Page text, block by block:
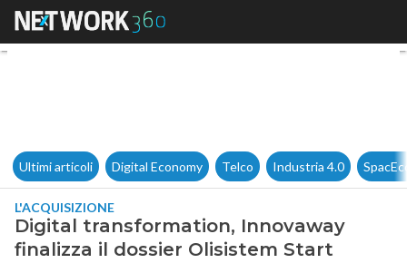
Digital transformation,
Ultimi articoli Digital Economy Telco Industria 4.0
L'ACQUISIZIONE
Digital transformation, Innovaway
finalizza il dossier Olisistem Start